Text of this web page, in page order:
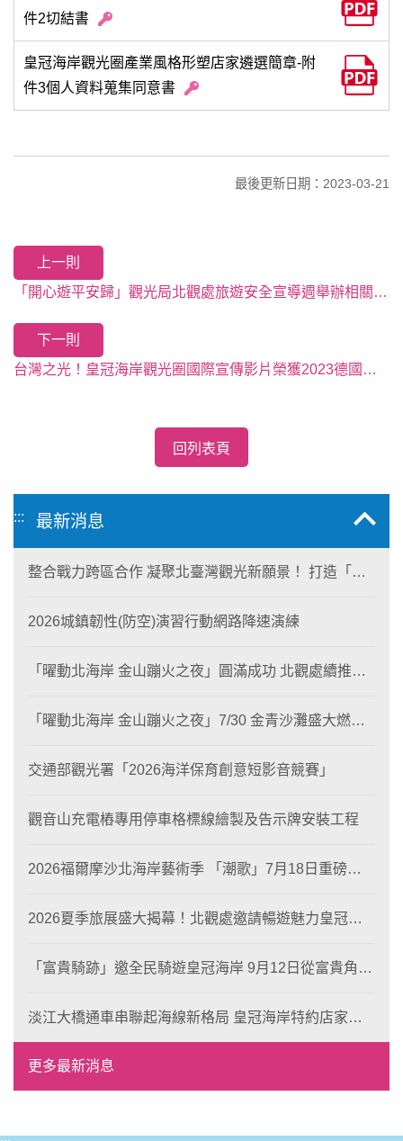
件2切結書
皇冠海岸觀光圈產業風格形塑店家遴選簡章-附
件3個人資料蒐集同意書
最後更新日期：2023-03-21
上一則
「開心遊平安歸」觀光局北觀處旅遊安全宣導週舉辦相關系列課程，提昇北海岸旅遊安全
下一則
台灣之光！皇冠海岸觀光圈國際宣傳影片榮獲2023德國柏林國際旅展金城門獎！
回列表頁
::: 最新消息
整合戰力跨區合作 凝聚北臺灣觀光新願景！ 打造「生
2026城鎮韌性(防空)演習行動網路降速演練
「曜動北海岸 金山蹦火之夜」圓滿成功 北觀處續推照
「曜動北海岸 金山蹦火之夜」7/30 金青沙灘盛大燃
交通部觀光署「2026海洋保育創意短影音競賽」
觀音山充電樁專用停車格標線繪製及告示牌安裝工程
2026福爾摩沙北海岸藝術季 「潮歌」7月18日重磅登
2026夏季旅展盛大揭幕！北觀處邀請暢遊魅力皇冠海
「富貴騎跡」邀全民騎遊皇冠海岸 9月12日從富貴角出
淡江大橋通車串聯起海線新格局 皇冠海岸特約店家、
風格形塑即日起開放報名
更多最新消息